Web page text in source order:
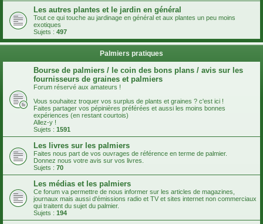
Les autres plantes et le jardin en général
Tout ce qui touche au jardinage en général et aux plantes un peu moins
exotiques
Sujets : 497
Palmiers pratiques
Bourse de palmiers / le coin des bons plans / avis sur les
fournisseurs de graines et palmiers
Forum réservé aux amateurs !
Vous souhaitez troquer vos surplus de plants et graines ? c'est ici !
Faites partager vos pépinières préférées et aussi les moins bonnes
expériences (en restant courtois)
Allez-y !
Sujets : 1591
Les livres sur les palmiers
Faites nous part de vos ouvrages de référence en terme de palmier.
Donnez nous votre avis sur vos livres.
Sujets : 70
Les médias et les palmiers
Ce forum va permettre de nous informer sur les articles de magazines,
journaux mais aussi d'émissions radio et TV et sites internet non commerciaux
qui traitent du sujet du palmier.
Sujets : 194